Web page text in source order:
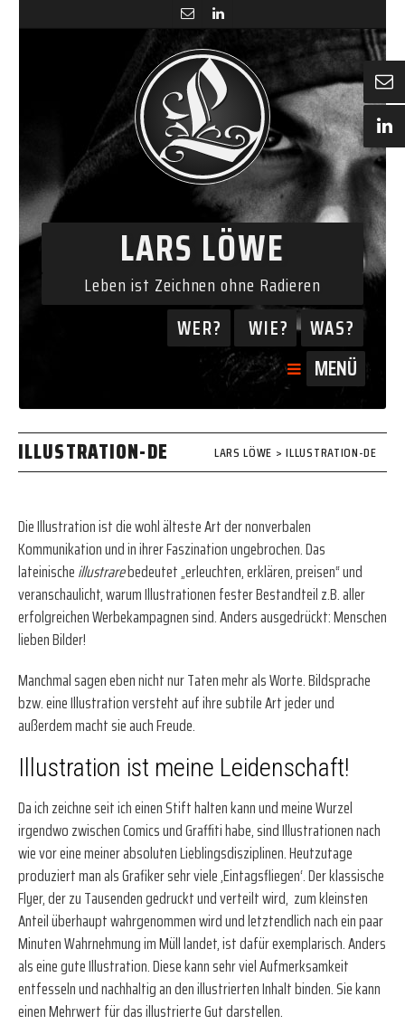
LARS LÖWE
Leben ist Zeichnen ohne Radieren
WAS?
WIE?
WER?
MENÜ
ILLUSTRATION-DE LARS LÖWE >ILLUSTRATION-DE
Die Illustration ist die wohl älteste Art der nonverbalen
Kommunikation und in ihrer Faszination ungebrochen. Das
lateinischeillustrarebedeutet „erleuchten, erklären, preisen“ und
veranschaulicht, warum Illustrationen fester Bestandteil z.B. aller
erfolgreichen Werbekampagnen sind. Anders ausgedrückt: Menschen
lieben Bilder!
Manchmal sagen eben nicht nur Taten mehr als Worte. Bildsprache
bzw. eine Illustration versteht auf ihre subtile Art jeder und
außerdem macht sie auch Freude.
Illustration ist meine Leidenschaft!
Da ich zeichne seit ich einen Stift halten kann und meine Wurzel
irgendwo zwischen Comics und Graffiti habe, sind Illustrationen nach
wie vor eine meiner absoluten Lieblingsdisziplinen. Heutzutage
produziert man als Grafiker sehr viele ‚Eintagsfliegen‘. Der klassische
Flyer, der zu Tausenden gedruckt und verteilt wird, zum kleinsten
Anteil überhaupt wahrgenommen wird und letztendlich nach ein paar
Minuten Wahrnehmung im Müll landet, ist dafür exemplarisch. Anders
als eine gute Illustration. Diese kann sehr viel Aufmerksamkeit
entfesseln und nachhaltig an den illustrierten Inhalt binden. Sie kann
einen Mehrwert für das illustrierte Gut darstellen.